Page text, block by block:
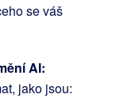
se váš
AI:
jako jsou: